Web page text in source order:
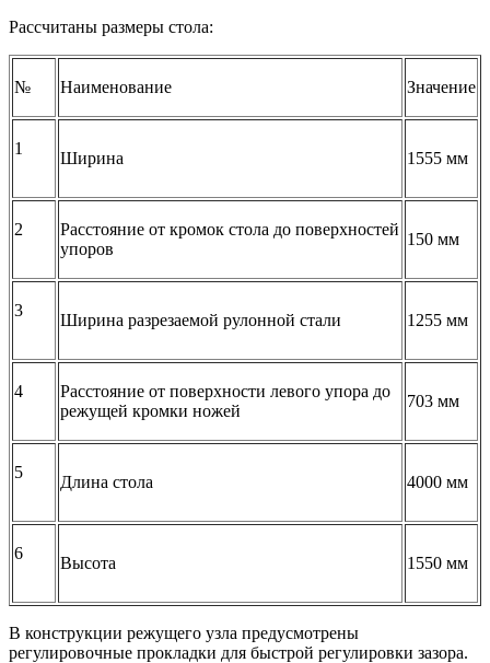
Рассчитаны размеры стола:
№ Наименование Значение
1
Ширина 1555 мм
2
Расстояние от кромок стола до поверхностей
упоров
150 мм
3
Ширина разрезаемой рулонной стали 1255 мм
4
Расстояние от поверхности левого упора до
режущей кромки ножей
703 мм
5
Длина стола 4000 мм
6
Высота 1550 мм
В конструкции режущего узла предусмотрены
регулировочные прокладки для быстрой регулировки зазора.